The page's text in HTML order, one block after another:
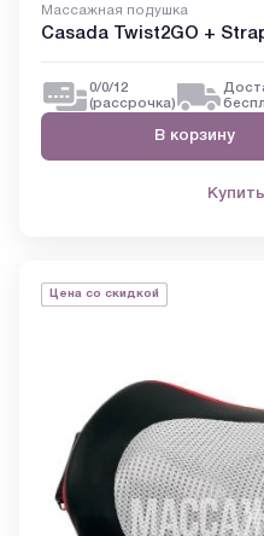
Массажная подушка
Casada Twist2GO +
0/0/12
(рассрочка)
В корзину
Цена со скидкой